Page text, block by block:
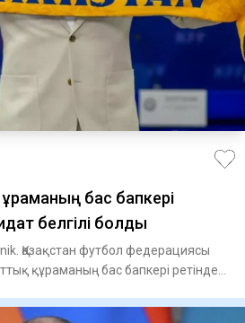
бас бапкері
белгілі болды
Қазақстан футбол федерациясы
құраманың бас бапкері ретінде